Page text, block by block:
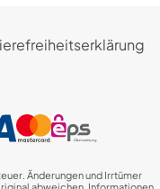
Änderungen und Irrtümer
abweichen. Informationen